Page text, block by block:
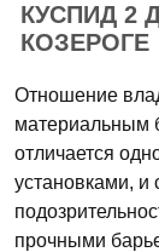
КУСПИД 2
КОЗЕРОГЕ
Отношение
материальным
отличается
установками, и
прочными